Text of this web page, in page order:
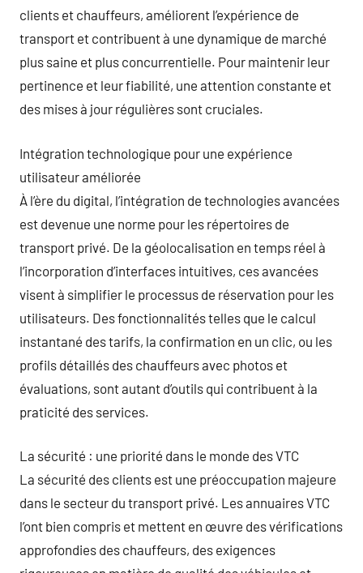
clients et chauffeurs, améliorent l’expérience de
transport et contribuent à une dynamique de marché
plus saine et plus concurrentielle. Pour maintenir leur
pertinence et leur fiabilité, une attention constante et
des mises à jour régulières sont cruciales.
Intégration technologique pour une expérience
utilisateur améliorée
À l’ère du digital, l’intégration de technologies avancées
est devenue une norme pour les répertoires de
transport privé. De la géolocalisation en temps réel à
l’incorporation d’interfaces intuitives, ces avancées
visent à simplifier le processus de réservation pour les
utilisateurs. Des fonctionnalités telles que le calcul
instantané des tarifs, la confirmation en un clic, ou les
profils détaillés des chauffeurs avec photos et
évaluations, sont autant d’outils qui contribuent à la
praticité des services.
La sécurité : une priorité dans le monde des VTC
La sécurité des clients est une préoccupation majeure
dans le secteur du transport privé. Les annuaires VTC
l’ont bien compris et mettent en œuvre des vérifications
approfondies des chauffeurs, des exigences